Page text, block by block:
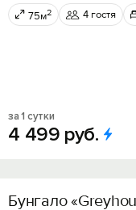
75м2 4 гостя
за 1 сутки
4 499 руб.
Бунгало